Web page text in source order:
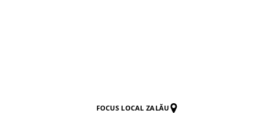
FOCUS LOCAL ZALĂU